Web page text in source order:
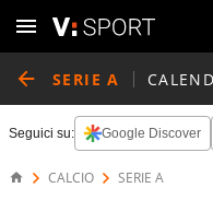
SERIE A
Seguici su: Google Discover
CALCIO SERIE A